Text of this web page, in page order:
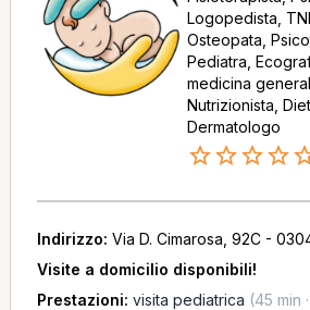
Logopedista,
Osteopata,
Pediatra,
medicina
Nutrizionista,
Dermatologo
Indirizzo: Via D. Cimarosa, 92C -
Visite a domicilio disponibili!
Prestazioni: visita pediatrica (45 min